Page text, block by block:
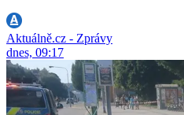
Aktuálně.cz - Zprávy
dnes, 09:17